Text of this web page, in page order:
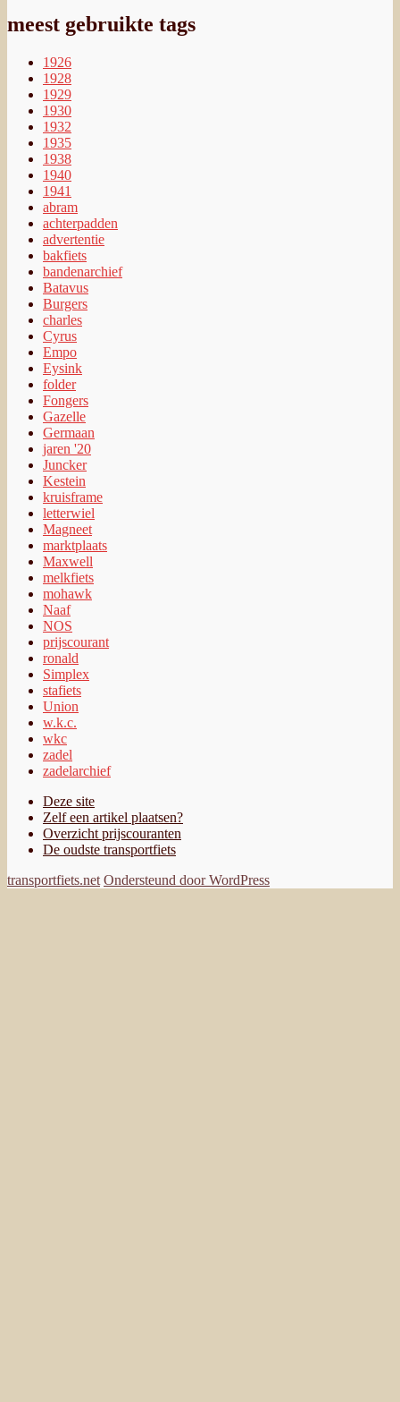
meest gebruikte tags
1926
1928
1929
1930
1932
1935
1938
1940
1941
abram
achterpadden
advertentie
bakfiets
bandenarchief
Batavus
Burgers
charles
Cyrus
Empo
Eysink
folder
Fongers
Gazelle
Germaan
jaren '20
Juncker
Kestein
kruisframe
letterwiel
Magneet
marktplaats
Maxwell
melkfiets
mohawk
Naaf
NOS
prijscourant
ronald
Simplex
stafiets
Union
w.k.c.
wkc
zadel
zadelarchief
Deze site
Zelf een artikel plaatsen?
Overzicht prijscouranten
De oudste transportfiets
transportfiets.net Ondersteund door WordPress